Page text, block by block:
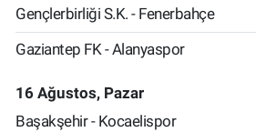
Gençlerbirliği S.K. - Fenerbahçe
Gaziantep FK - Alanyaspor
16 Ağustos, Pazar
Başakşehir - Kocaelispor